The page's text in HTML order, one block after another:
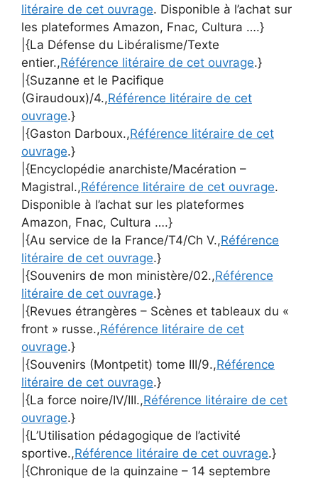
litéraire de cet ouvrage. Disponible à l’achat sur
les plateformes Amazon, Fnac, Cultura ….}
|{La Défense du Libéralisme/Texte
entier.,Référence litéraire de cet ouvrage.}
|{Suzanne et le Pacifique
(Giraudoux)/4.,Référence litéraire de cet
ouvrage.}
|{Gaston Darboux.,Référence litéraire de cet
ouvrage.}
|{Encyclopédie anarchiste/Macération –
Magistral.,Référence litéraire de cet ouvrage.
Disponible à l’achat sur les plateformes
Amazon, Fnac, Cultura ….}
|{Au service de la France/T4/Ch V.,Référence
litéraire de cet ouvrage.}
|{Souvenirs de mon ministère/02.,Référence
litéraire de cet ouvrage.}
|{Revues étrangères – Scènes et tableaux du «
front » russe.,Référence litéraire de cet
ouvrage.}
|{Souvenirs (Montpetit) tome III/9.,Référence
litéraire de cet ouvrage.}
|{La force noire/IV/III.,Référence litéraire de cet
ouvrage.}
|{L’Utilisation pédagogique de l’activité
sportive.,Référence litéraire de cet ouvrage.}
|{Chronique de la quinzaine – 14 septembre